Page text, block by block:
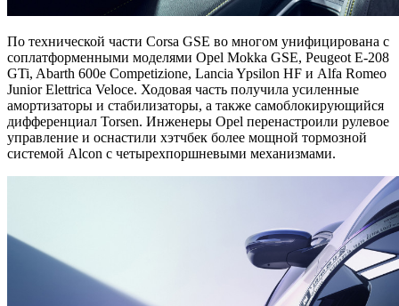
По технической части Corsa GSE во многом унифицирована с
соплатформенными моделями Opel Mokka GSE, Peugeot E-208
GTi, Abarth 600e Competizione, Lancia Ypsilon HF и Alfa Romeo
Junior Elettrica Veloce. Ходовая часть получила усиленные
амортизаторы и стабилизаторы, а также самоблокирующийся
дифференциал Torsen. Инженеры Opel перенастроили рулевое
управление и оснастили хэтчбек более мощной тормозной
системой Alcon с четырехпоршневыми механизмами.